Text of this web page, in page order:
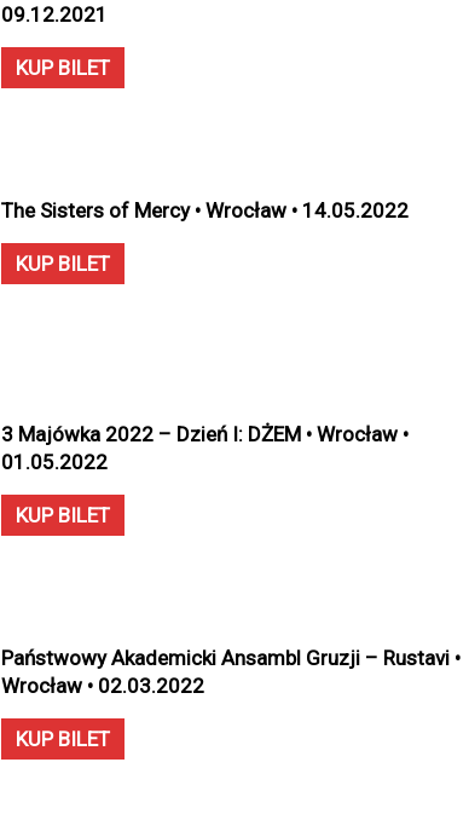
09.12.2021
KUP BILET
The Sisters of Mercy • Wrocław • 14.05.2022
KUP BILET
3 Majówka 2022 – Dzień I: DŻEM • Wrocław •
01.05.2022
KUP BILET
Państwowy Akademicki Ansambl Gruzji – Rustavi •
Wrocław • 02.03.2022
KUP BILET